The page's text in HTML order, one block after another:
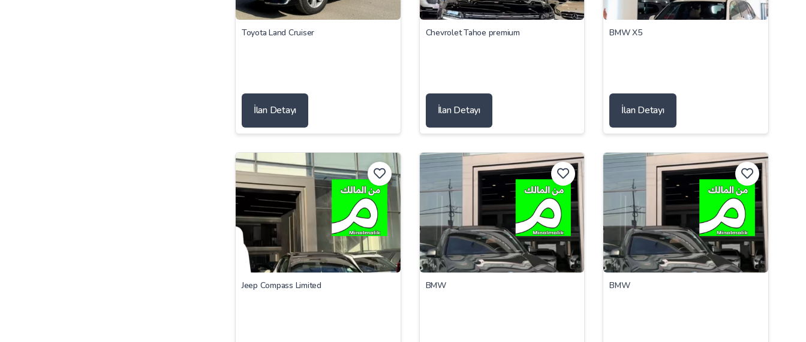
Toyota Land Cruiser
İlan Detayı
Chevrolet Tahoe premium
İlan Detayı
BMW X5
İlan Detayı
Jeep Compass Limited BMW BMW